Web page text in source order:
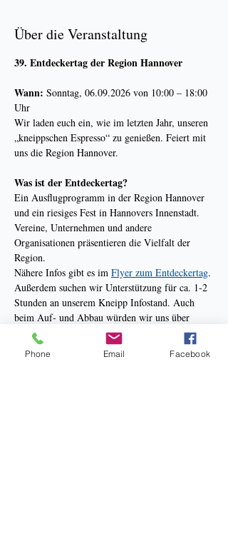
Über die Veranstaltung
39. Entdeckertag der Region Hannover
Wann: Sonntag, 06.09.2026 von 10:00 – 18:00
Uhr
Wir laden euch ein, wie im letzten Jahr, unseren
„kneippschen Espresso“ zu genießen. Feiert mit
uns die Region Hannover.
Was ist der Entdeckertag?
Ein Ausflugprogramm in der Region Hannover
und ein riesiges Fest in Hannovers Innenstadt.
Vereine, Unternehmen und andere
Organisationen präsentieren die Vielfalt der
Region.
Nähere Infos gibt es im Flyer zum Entdeckertag.
Außerdem suchen wir Unterstützung für ca. 1-2
Stunden an unserem Kneipp Infostand. Auch
beim Auf- und Abbau würden wir uns über
Hilfe freuen.
Phone Email Facebook